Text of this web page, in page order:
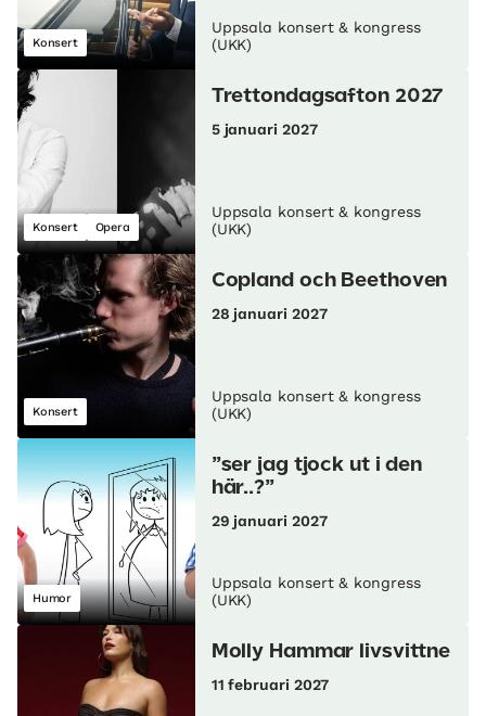
Konsert
Uppsala konsert & kongress
(UKK)
Konsert Opera
Trettondagsafton 2027
5 januari 2027
Uppsala konsert & kongress
(UKK)
Konsert
Copland och Beethoven
28 januari 2027
Uppsala konsert & kongress
(UKK)
Humor
”ser jag tjock ut i den
här..?”
29 januari 2027
Uppsala konsert & kongress
(UKK)
Molly Hammar livsvittne
11 februari 2027